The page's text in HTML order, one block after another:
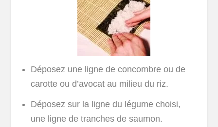
Déposez une ligne de concombre ou de
carotte ou d’avocat au milieu du riz.
Déposez sur la ligne du légume choisi,
une ligne de tranches de saumon.